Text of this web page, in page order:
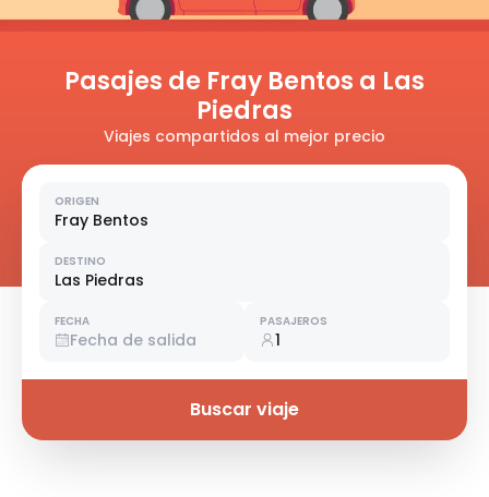
Pasajes de Fray Bentos a Las
Piedras
Viajes compartidos al mejor precio
ORIGEN
Fray Bentos
DESTINO
Las Piedras
FECHA
Fecha de salida
PASAJEROS
1
Buscar viaje